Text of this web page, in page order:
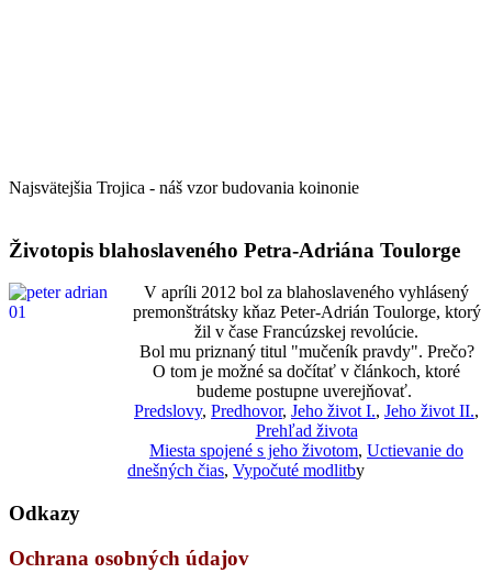
Najsvätejšia Trojica - náš vzor budovania koinonie
Životopis blahoslaveného Petra-Adriána Toulorge
V apríli 2012 bol za blahoslaveného vyhlásený
premonštrátsky kňaz Peter-Adrián Toulorge, ktorý
žil v čase Francúzskej revolúcie.
Bol mu priznaný titul "mučeník pravdy". Prečo?
O tom je možné sa dočítať v článkoch, ktoré
budeme postupne uverejňovať.
Predslovy, Predhovor, Jeho život I., Jeho život II.,
Prehľad života
Miesta spojené s jeho životom, Uctievanie do
dnešných čias, Vypočuté modlitby
Odkazy
Ochrana osobných údajov